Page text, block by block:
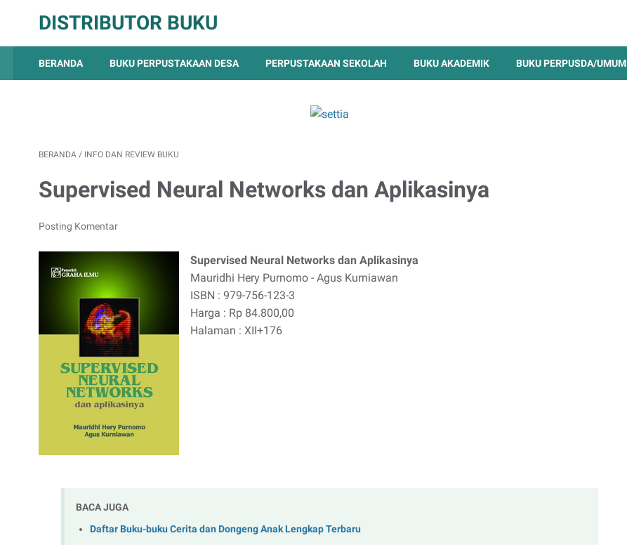
DISTRIBUTOR BUKU
BERANDA BUKU PERPUSTAKAAN DESA PERPUSTAKAAN SEKOLAH BUKU AKADEMIK BUKU PERPUSDA/UMUM
BERANDA / INFO DAN REVIEW BUKU
Supervised Neural Networks dan Aplikasinya
Posting Komentar
Supervised Neural Networks dan Aplikasinya
Mauridhi Hery Purnomo - Agus Kurniawan
ISBN : 979-756-123-3
Harga : Rp 84.800,00
Halaman : XII+176
BACA JUGA
Daftar Buku-buku Cerita dan Dongeng Anak Lengkap Terbaru